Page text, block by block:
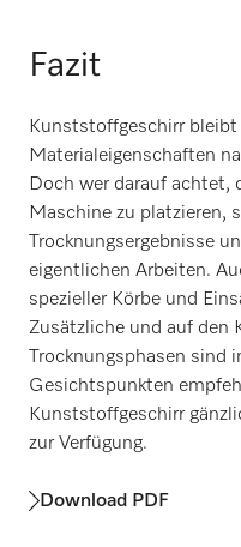
Fazit
Kunststoffgeschirr
Materialeigenschaften
Doch wer darauf achtet,
Maschine zu platzieren,
Trocknungsergebnisse
eigentlichen Arbeiten.
spezieller Körbe und
Zusätzliche und auf
Trocknungsphasen sind
Gesichtspunkten
Kunststoffgeschirr
zur Verfügung.
Download PDF